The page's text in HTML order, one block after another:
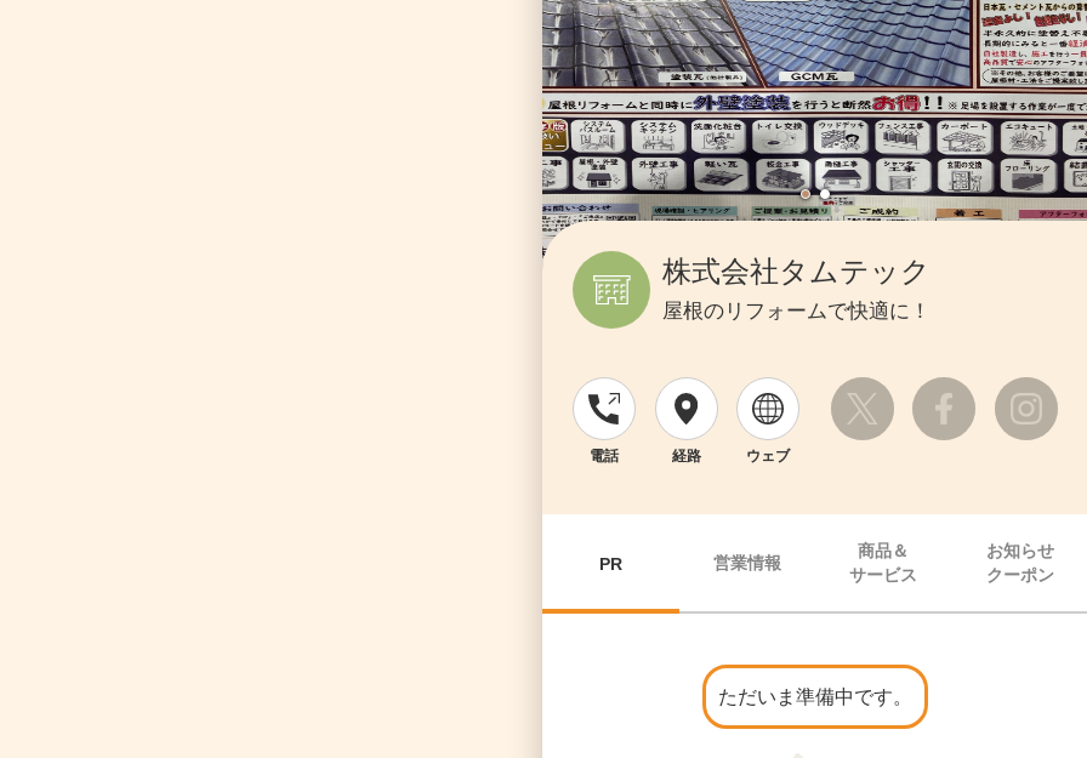
株式会社タムテック
屋根のリフォームで快適に！
電話 経路 ウェブ
PR 営業情報
商品＆
サービス
お知らせ
クーポン
ただいま準備中です。